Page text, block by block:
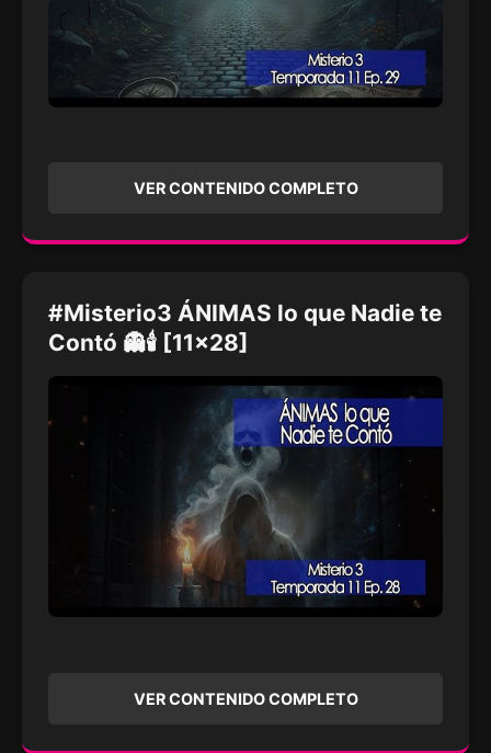
VER CONTENIDO COMPLETO
#Misterio3 ÁNIMAS lo que Nadie te
Contó 👻🕯️ [11x28]
VER CONTENIDO COMPLETO